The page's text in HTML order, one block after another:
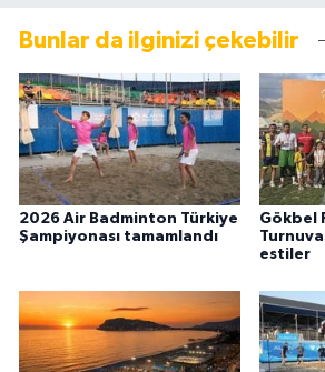
Bunlar da ilginizi çekebilir
2026 Air Badminton Türkiye
Şampiyonası tamamlandı
Gökbel
estiler